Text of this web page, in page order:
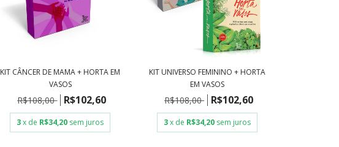
KIT CÂNCER DE MAMA + HORTA EM
VASOS
R$108,00 R$102,60
3x de R$34,20 sem juros
KIT UNIVERSO FEMININO + HORTA
EM VASOS
R$108,00 R$102,60
3x de R$34,20 sem juros